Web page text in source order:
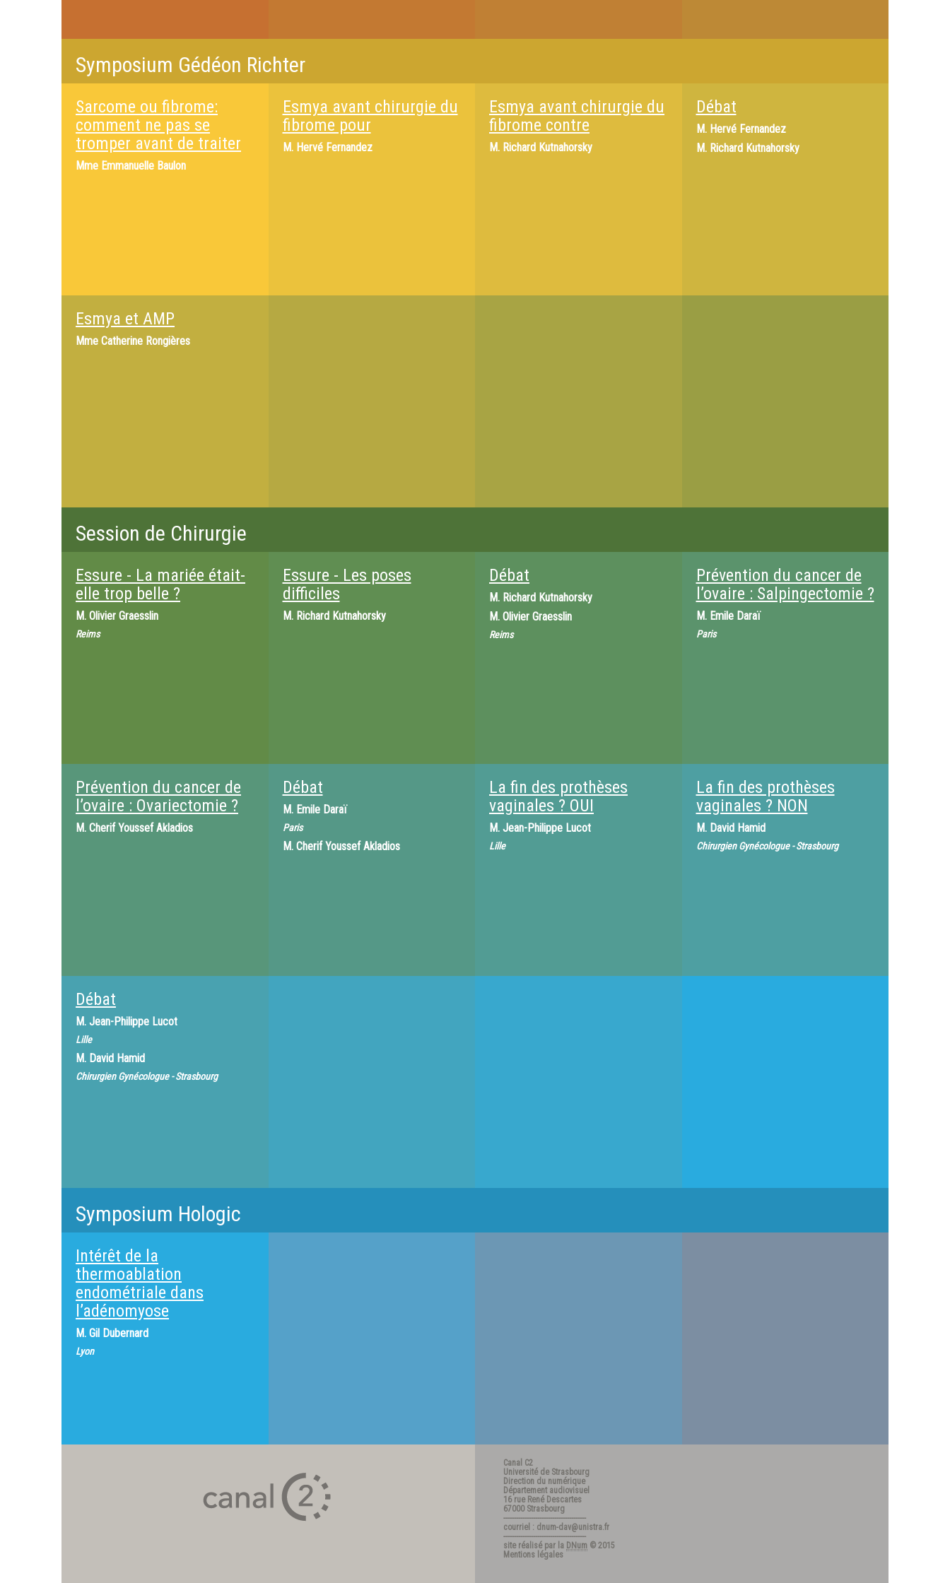
Symposium Gédéon Richter
Sarcome ou fibrome:
comment ne pas se
tromper avant de traiter
Mme Emmanuelle Baulon
Esmya avant chirurgie du
fibrome pour
M. Hervé Fernandez
Esmya avant chirurgie du
fibrome contre
M. Richard Kutnahorsky
Débat
M. Hervé Fernandez
M. Richard Kutnahorsky
Esmya et AMP
Mme Catherine Rongières
Session de Chirurgie
Essure - La mariée était-
elle trop belle ?
M. Olivier Graesslin
Reims
Essure - Les poses
difficiles
M. Richard Kutnahorsky
Débat
M. Richard Kutnahorsky
M. Olivier Graesslin
Reims
Prévention du cancer de
l’ovaire : Salpingectomie ?
M. Emile Daraï
Paris
Prévention du cancer de
l’ovaire : Ovariectomie ?
M. Cherif Youssef Akladios
Débat
M. Emile Daraï
Paris
M. Cherif Youssef Akladios
La fin des prothèses
vaginales ? OUI
M. Jean-Philippe Lucot
Lille
La fin des prothèses
vaginales ? NON
M. David Hamid
Chirurgien Gynécologue - Strasbourg
Débat
M. Jean-Philippe Lucot
Lille
M. David Hamid
Chirurgien Gynécologue - Strasbourg
Symposium Hologic
Intérêt de la
thermoablation
endométriale dans
l’adénomyose
M. Gil Dubernard
Lyon
Canal C2
Université de Strasbourg
Direction du numérique
Département audiovisuel
16 rue René Descartes
67000 Strasbourg
---------------------------------------
courriel : dnum-dav@unistra.fr
---------------------------------------
site réalisé par la DNum © 2015
Mentions légales